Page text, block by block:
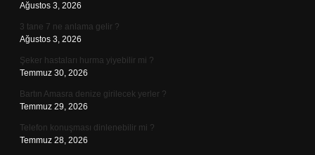
Ağustos 3, 2026
3 tane 7 ne anlama gelir ?
Ağustos 3, 2026
Şeker hastaları hurma yiyebilir mi ?
Temmuz 30, 2026
Bartın Amasra denize girilecek yerler ?
Temmuz 29, 2026
Telefon konuşması dinlenebilir mi ?
Temmuz 28, 2026